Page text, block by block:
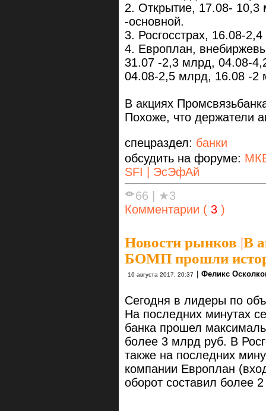
2. Открытие, 17.08-
-основной.
3. Росгосстрах, 16.08-
4. Европлан,
31.07 -2,3 млрд, 04.08-
04.08-2,5 млрд, 16.08 -2
В акциях
Похоже, что держатели
спецраздел: банки
обсудить на форуме:
SFI | ЭсЭфАй
66 | ★3
Комментарии ( 3 )
Новости рынков |В
БОМП прошли
16 августа 2017, 20:37 | Феликс
Сегодня в лидеры по
На последних минутах
банка прошел
более 3 млрд руб. В
также на последних
компании Европлан
оборот составил более